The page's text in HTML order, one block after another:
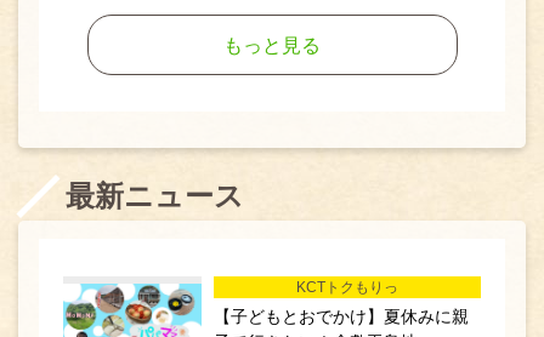
もっと見る
最新ニュース
KCTトクもりっ
【子どもとおでかけ】夏休みに親